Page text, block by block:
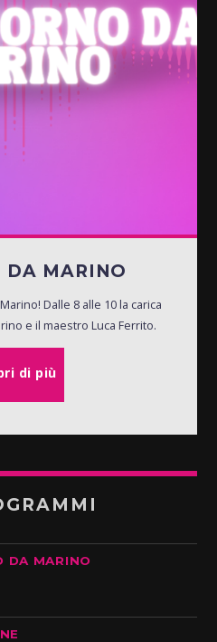
DA MARINO
Dalle 8 alle 10 la carica
e il maestro Luca Ferrito.
di più
DA MARINO